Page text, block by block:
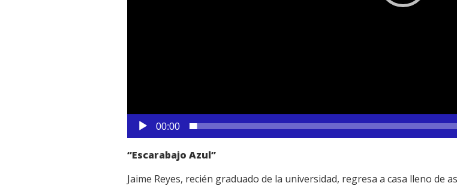
00:00
“Escarabajo Azul”
Jaime Reyes, recién graduado de la universidad, regresa a casa lleno